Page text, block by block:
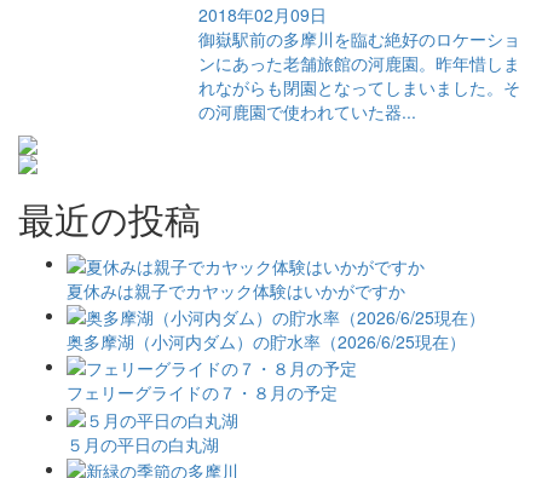
2018年02月09日
御嶽駅前の多摩川を臨む絶好のロケーショ
ンにあった老舗旅館の河鹿園。昨年惜しま
れながらも閉園となってしまいました。そ
の河鹿園で使われていた器...
最近の投稿
夏休みは親子でカヤック体験はいかがですか
奥多摩湖（小河内ダム）の貯水率（2026/6/25現在）
フェリーグライドの７・８月の予定
５月の平日の白丸湖